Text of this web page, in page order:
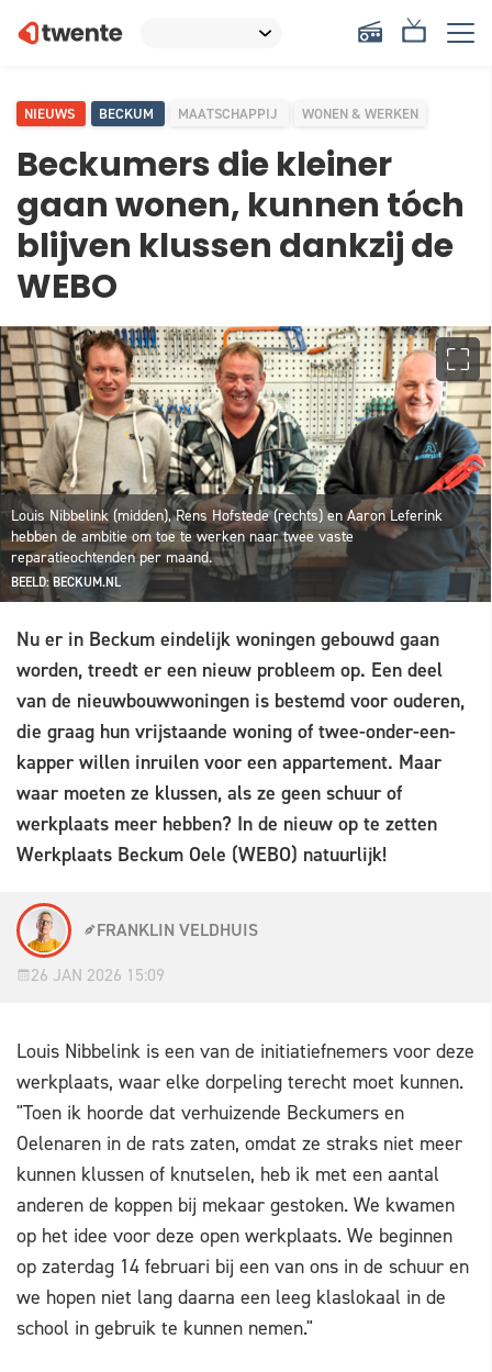
NIEUWS BECKUM MAATSCHAPPIJ WONEN & WERKEN
Beckumers die kleiner
gaan wonen, kunnen tóch
blijven klussen dankzij de
WEBO
Louis Nibbelink (midden), Rens Hofstede (rechts) en Aaron Leferink
hebben de ambitie om toe te werken naar twee vaste
reparatieochtenden per maand.
BEELD: BECKUM.NL
Nu er in Beckum eindelijk woningen gebouwd gaan
worden, treedt er een nieuw probleem op. Een deel
van de nieuwbouwwoningen is bestemd voor ouderen,
die graag hun vrijstaande woning of twee-onder-een-
kapper willen inruilen voor een appartement. Maar
waar moeten ze klussen, als ze geen schuur of
werkplaats meer hebben? In de nieuw op te zetten
Werkplaats Beckum Oele (WEBO) natuurlijk!
FRANKLIN VELDHUIS
26 JAN 2026 15:09
Louis Nibbelink is een van de initiatiefnemers voor deze
werkplaats, waar elke dorpeling terecht moet kunnen.
"Toen ik hoorde dat verhuizende Beckumers en
Oelenaren in de rats zaten, omdat ze straks niet meer
kunnen klussen of knutselen, heb ik met een aantal
anderen de koppen bij mekaar gestoken. We kwamen
op het idee voor deze open werkplaats. We beginnen
op zaterdag 14 februari bij een van ons in de schuur en
we hopen niet lang daarna een leeg klaslokaal in de
school in gebruik te kunnen nemen."